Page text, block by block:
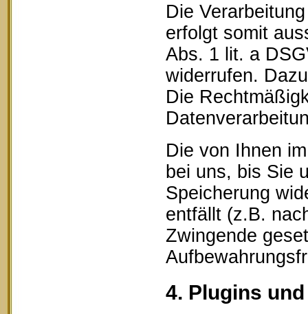
Die
erfolgt somit
Abs. 1 lit. a
widerrufen.
Die
Die von Ihnen
bei uns, bis Sie
Speicherung
entfällt (z.B.
Zwingende
4. Plugins